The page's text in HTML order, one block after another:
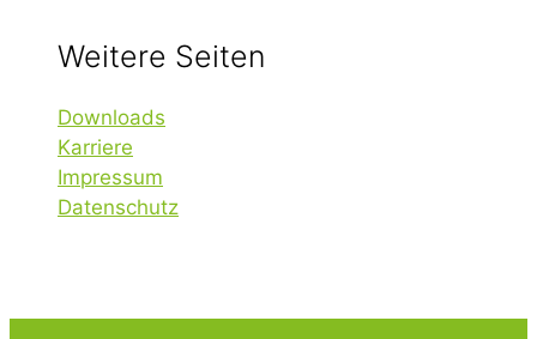
Weitere Seiten
Downloads
Karriere
Impressum
Datenschutz